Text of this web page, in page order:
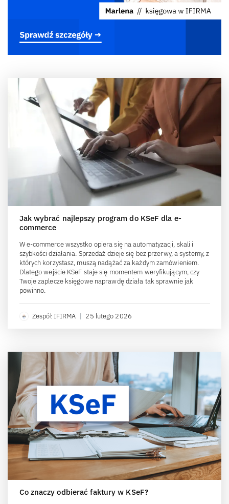
Jak wybrać najlepszy program do KSeF dla e-
commerce
W e-commerce wszystko opiera się na automatyzacji, skali i
szybkości działania. Sprzedaż dzieje się bez przerwy, a systemy, z
których korzystasz, muszą nadążać za każdym zamówieniem.
Dlatego wejście KSeF staje się momentem weryfikującym, czy
Twoje zaplecze księgowe naprawdę działa tak sprawnie jak
powinno.
Zespół IFIRMA | 25 lutego 2026
Co znaczy odbierać faktury w KSeF?